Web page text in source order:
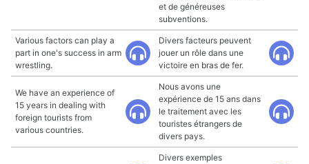
et de généreuses
subventions.
Various factors can play a
part in one's success in arm
wrestling.
Divers facteurs peuvent
jouer un rôle dans une
victoire en bras de fer.
We have an experience of
15 years in dealing with
foreign tourists from
various countries.
Nous avons une
expérience de 15 ans dans
le traitement avec les
touristes étrangers de
divers pays.
Divers exemples